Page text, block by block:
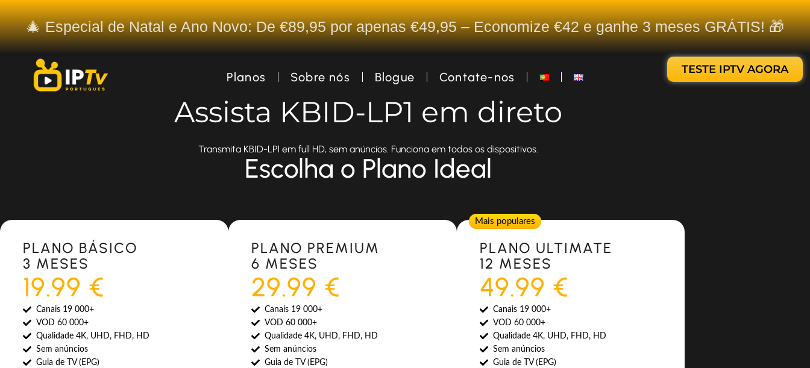
🎄 Especial de Natal e Ano Novo: De €89,95 por apenas €49,95 – Economize €42 e ganhe 3 meses GRÁTIS! 🎁
Planos Sobre nós Blogue Contate-nos
TESTE IPTV AGORA
Assista KBID-LP1 em direto
Transmita KBID-LP1 em full HD, sem anúncios. Funciona em todos os dispositivos.
Escolha o Plano Ideal
Most Popular
PLANO BÁSICO
3 MESES
19.99 €
Canais 19 000+
VOD 60 000+
Qualidade 4K, UHD, FHD, HD
Sem anúncios
Guia de TV (EPG)
Most Popular
PLANO PREMIUM
6 MESES
29.99 €
Canais 19 000+
VOD 60 000+
Qualidade 4K, UHD, FHD, HD
Sem anúncios
Guia de TV (EPG)
Mais populares
PLANO ULTIMATE
12 MESES
49.99 €
Canais 19 000+
VOD 60 000+
Qualidade 4K, UHD, FHD, HD
Sem anúncios
Guia de TV (EPG)